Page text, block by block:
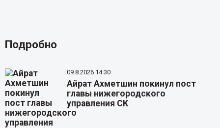
Подробно
09.8.2026 14:30
Айрат Ахметшин покинул пост
главы нижегородского
управления СК